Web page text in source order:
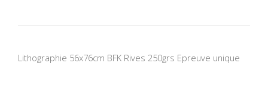
Lithographie 56x76cm BFK Rives 250grs Epreuve unique